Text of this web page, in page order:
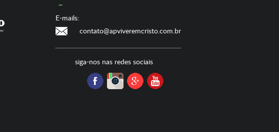
E-mails:
contato@apviveremcristo.com.br
siga-nos nas redes sociais